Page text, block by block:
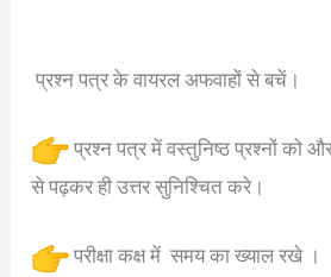
प्रश्न पत्र के वायरल अफवाहों से बचें।
प्रश्न पत्र में वस्तुनिष्ठ प्रश्नों
से पढ़कर ही उत्तर सुनिश्चित करे।
परीक्षा कक्ष में समय का ख्याल रखे ।